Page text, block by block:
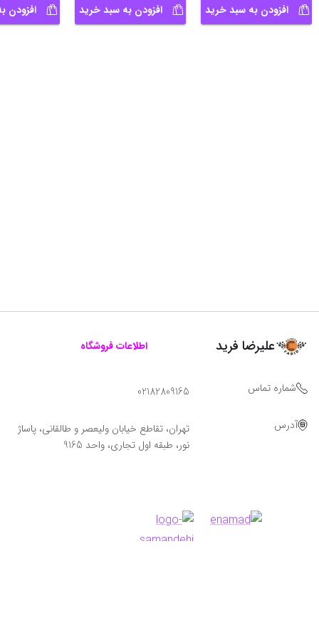
افزودن به سبد خرید
افزودن به سبد خرید
افزودن
علیرضا فرید اطلاعات فروشگاه
شماره تماس 02182809165
آدرس
تهران، تقاطع خیابان ولیعصر و طالقانی، پاساژ
نور، طبقه اول تجاری، واحد 9165